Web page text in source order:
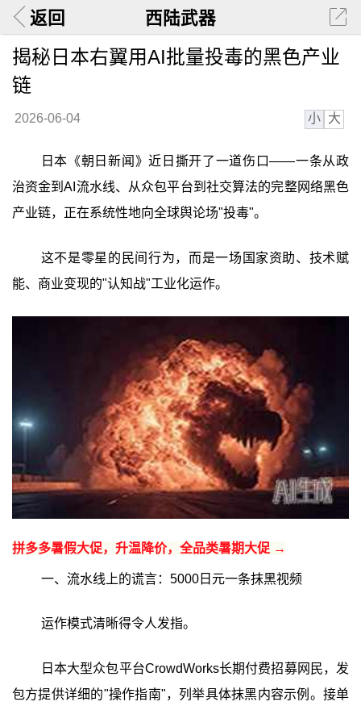
返回 西陆武器
揭秘日本右翼用AI批量投毒的黑色产业
链
2026-06-04 小 大
日本《朝日新闻》近日撕开了一道伤口——一条从政
治资金到AI流水线、从众包平台到社交算法的完整网络黑色
产业链，正在系统性地向全球舆论场"投毒"。
这不是零星的民间行为，而是一场国家资助、技术赋
能、商业变现的"认知战"工业化运作。
拼多多暑假大促，升温降价，全品类暑期大促 →
一、流水线上的谎言：5000日元一条抹黑视频
运作模式清晰得令人发指。
日本大型众包平台CrowdWorks长期付费招募网民，发
包方提供详细的"操作指南"，列举具体抹黑内容示例。接单